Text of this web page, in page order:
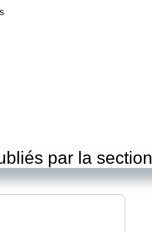
par la section